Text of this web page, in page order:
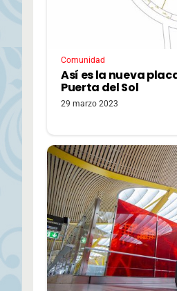
Comunidad
Así es la nueva
Puerta del Sol
29 marzo 2023